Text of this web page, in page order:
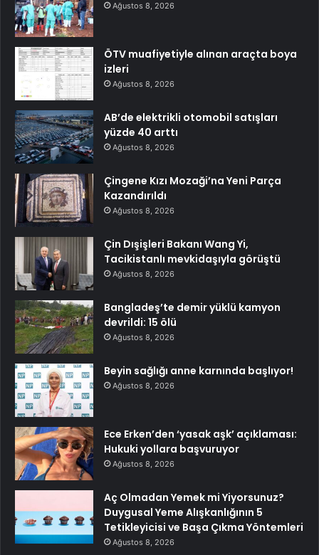
Ağustos 8, 2026
ÖTV muafiyetiyle alınan araçta boya
izleri
Ağustos 8, 2026
AB’de elektrikli otomobil satışları
yüzde 40 arttı
Ağustos 8, 2026
Çingene Kızı Mozaği’na Yeni Parça
Kazandırıldı
Ağustos 8, 2026
Çin Dışişleri Bakanı Wang Yi,
Tacikistanlı mevkidaşıyla görüştü
Ağustos 8, 2026
Bangladeş’te demir yüklü kamyon
devrildi: 15 ölü
Ağustos 8, 2026
Beyin sağlığı anne karnında başlıyor!
Ağustos 8, 2026
Ece Erken’den ‘yasak aşk’ açıklaması:
Hukuki yollara başvuruyor
Ağustos 8, 2026
Aç Olmadan Yemek mi Yiyorsunuz?
Duygusal Yeme Alışkanlığının 5
Tetikleyicisi ve Başa Çıkma Yöntemleri
Ağustos 8, 2026